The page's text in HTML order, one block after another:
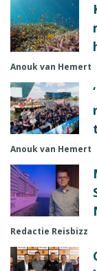
Anouk van Hemert
Anouk van Hemert
Redactie Reisbizz